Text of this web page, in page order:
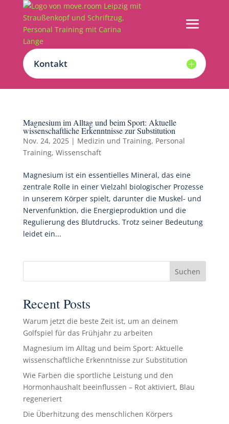
Kontakt
Magnesium im Alltag und beim Sport: Aktuelle
wissenschaftliche Erkenntnisse zur Substitution
Nov. 24, 2025| Medizin und Training, Personal
Training, Wissenschaft
Magnesium ist ein essentielles Mineral, das eine
zentrale Rolle in einer Vielzahl biologischer Prozesse
in unserem Körper spielt, darunter die Muskel- und
Nervenfunktion, die Energieproduktion und die
Regulierung des Blutdrucks. Trotz seiner Bedeutung
leidet ein...
Suchen
Recent Posts
Warum jetzt die beste Zeit ist, um an deinem
Golfspiel für das Frühjahr zu arbeiten
Magnesium im Alltag und beim Sport: Aktuelle
wissenschaftliche Erkenntnisse zur Substitution
Wie Farben die sportliche Leistung und den
Hormonhaushalt beeinflussen – Rot aktiviert, Blau
regeneriert
Die Überhitzung des menschlichen Körpers